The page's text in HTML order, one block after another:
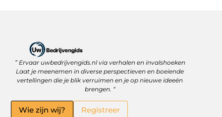
” Ervaar uwbedrijvengids.nl via verhalen en invalshoeken
Laat je meenemen in diverse perspectieven en boeiende
vertellingen die je blik verruimen en je op nieuwe ideeën
brengen. “
Wie zijn wij? Registreer